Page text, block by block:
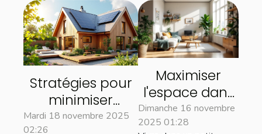
Stratégies pour
minimiser
l'impact
Mardi 18 novembre 2025
02:26
Maximiser
l'espace dans
un petit
appartement :
Dimanche 16 novembre
2025 01:28